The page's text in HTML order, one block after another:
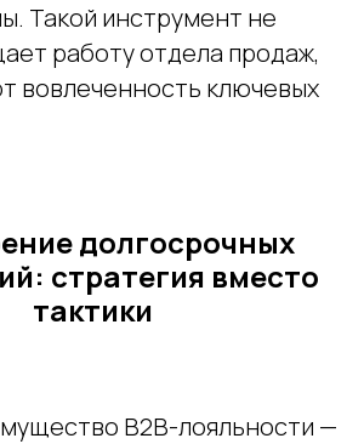
Такой инструмент не
работу отдела продаж,
вовлеченность ключевых
долгосрочных
стратегия вместо
тактики
B2B-лояльности —